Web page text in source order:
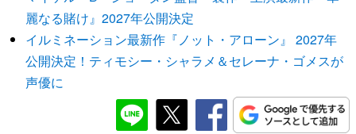
麗なる賭け』2027年公開決定
イルミネーション最新作『ノット・アローン』 2027年
公開決定！ティモシー・シャラメ＆セレーナ・ゴメスが
声優に